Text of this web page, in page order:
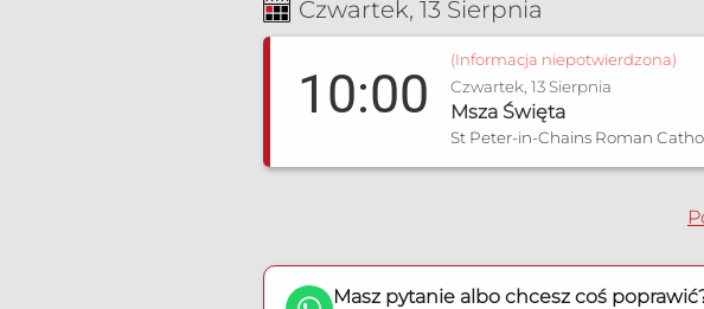
Czwartek, 13 Sierpnia
10:00
(Informacja niepotwierdzona)
Czwartek, 13 Sierpnia
Msza Święta
St Peter-in-Chains Roman
Masz pytanie albo chcesz coś